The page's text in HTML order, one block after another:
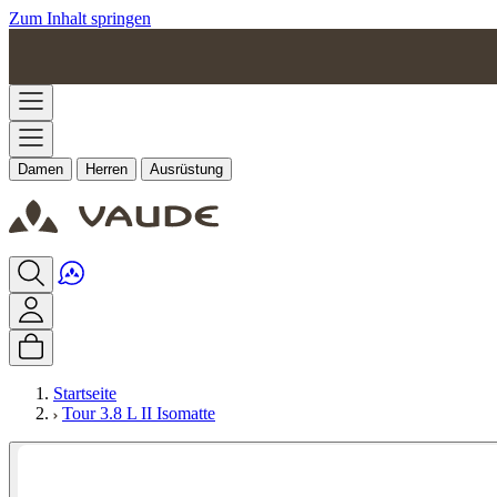
Zum Inhalt springen
Damen Herren Ausrüstung
Startseite
Tour 3.8 L II Isomatte